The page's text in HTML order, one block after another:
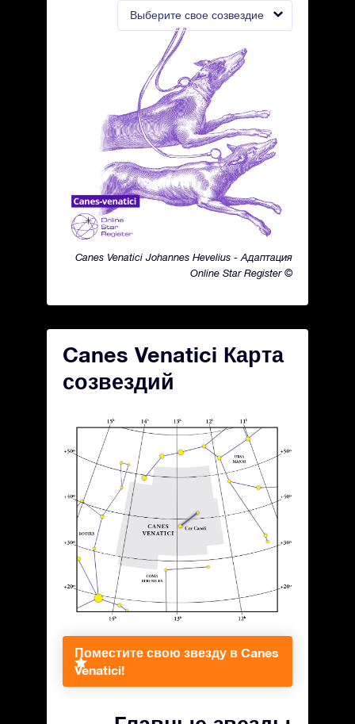
Выберите свое созвездие
Canes Venatici Johannes Hevelius - Адаптация
Online Star Register ©
Canes Venatici Карта
созвездий
Поместите свою звезду в Canes
Venatici!